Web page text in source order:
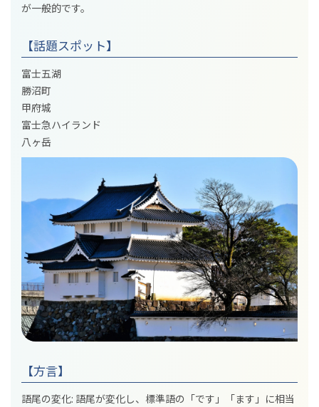
が一般的です。
【話題スポット】
富士五湖
勝沼町
甲府城
富士急ハイランド
八ヶ岳
【方言】
語尾の変化: 語尾が変化し、標準語の「です」「ます」に相当